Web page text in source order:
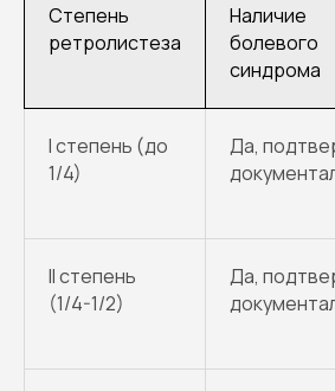
Степень
ретролистеза
Наличие
болевого
синдрома
I степень (до
1/4)
Да,
II степень
(1/4-1/2)
Да,